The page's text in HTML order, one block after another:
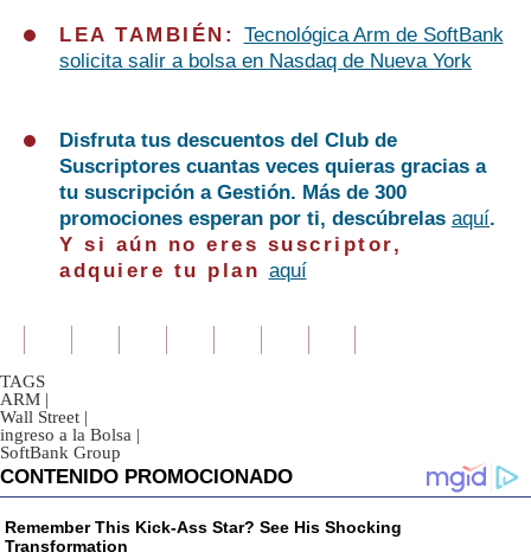
LEA TAMBIÉN: Tecnológica Arm de SoftBank
solicita salir a bolsa en Nasdaq de Nueva York
Disfruta tus descuentos del Club de
Suscriptores cuantas veces quieras gracias a
tu suscripción a Gestión. Más de 300
promociones esperan por ti, descúbrelas aquí.
Y si aún no eres suscriptor,
adquiere tu plan aquí
TAGS
ARM |
Wall Street |
ingreso a la Bolsa |
SoftBank Group